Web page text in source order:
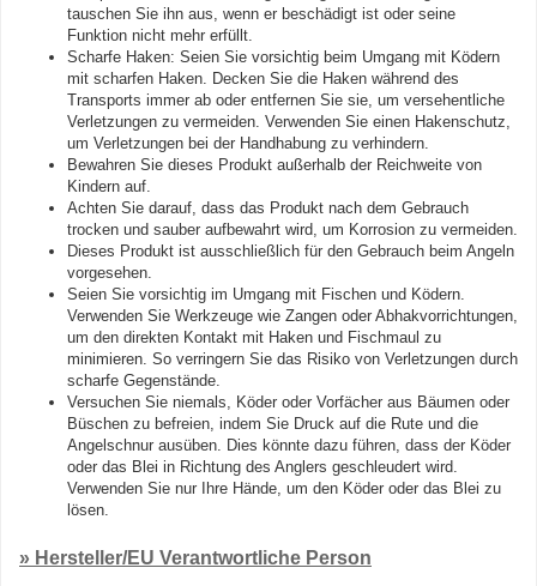
tauschen Sie ihn aus, wenn er beschädigt ist oder seine
Funktion nicht mehr erfüllt.
Scharfe Haken: Seien Sie vorsichtig beim Umgang mit Ködern
mit scharfen Haken. Decken Sie die Haken während des
Transports immer ab oder entfernen Sie sie, um versehentliche
Verletzungen zu vermeiden. Verwenden Sie einen Hakenschutz,
um Verletzungen bei der Handhabung zu verhindern.
Bewahren Sie dieses Produkt außerhalb der Reichweite von
Kindern auf.
Achten Sie darauf, dass das Produkt nach dem Gebrauch
trocken und sauber aufbewahrt wird, um Korrosion zu vermeiden.
Dieses Produkt ist ausschließlich für den Gebrauch beim Angeln
vorgesehen.
Seien Sie vorsichtig im Umgang mit Fischen und Ködern.
Verwenden Sie Werkzeuge wie Zangen oder Abhakvorrichtungen,
um den direkten Kontakt mit Haken und Fischmaul zu
minimieren. So verringern Sie das Risiko von Verletzungen durch
scharfe Gegenstände.
Versuchen Sie niemals, Köder oder Vorfächer aus Bäumen oder
Büschen zu befreien, indem Sie Druck auf die Rute und die
Angelschnur ausüben. Dies könnte dazu führen, dass der Köder
oder das Blei in Richtung des Anglers geschleudert wird.
Verwenden Sie nur Ihre Hände, um den Köder oder das Blei zu
lösen.
» Hersteller/EU Verantwortliche Person